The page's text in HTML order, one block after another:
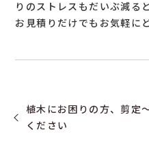
りのストレスもだいぶ減る
お見積りだけでもお気軽に
植木にお困りの方、剪定
ください